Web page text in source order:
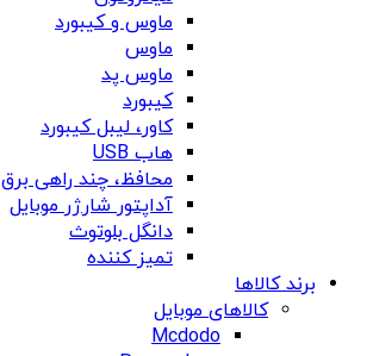
ماوس و کیبورد
ماوس
ماوس پد
کیبورد
کاور، لیبل کیبورد
هاب USB
محافظ، چند راهی برق
آداپتور شارژر موبایل
دانگل بلوتوث
تمیز کننده
برند کالاها
کالاهای موبایل
Mcdodo